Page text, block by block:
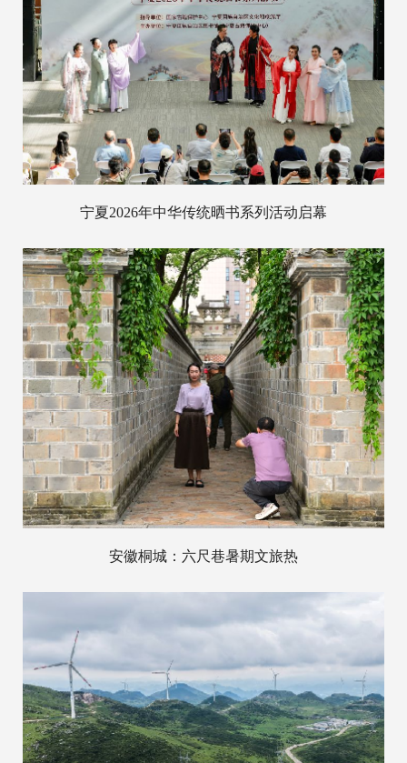
宁夏2026年中华传统晒书系列活动启幕
安徽桐城：六尺巷暑期文旅热